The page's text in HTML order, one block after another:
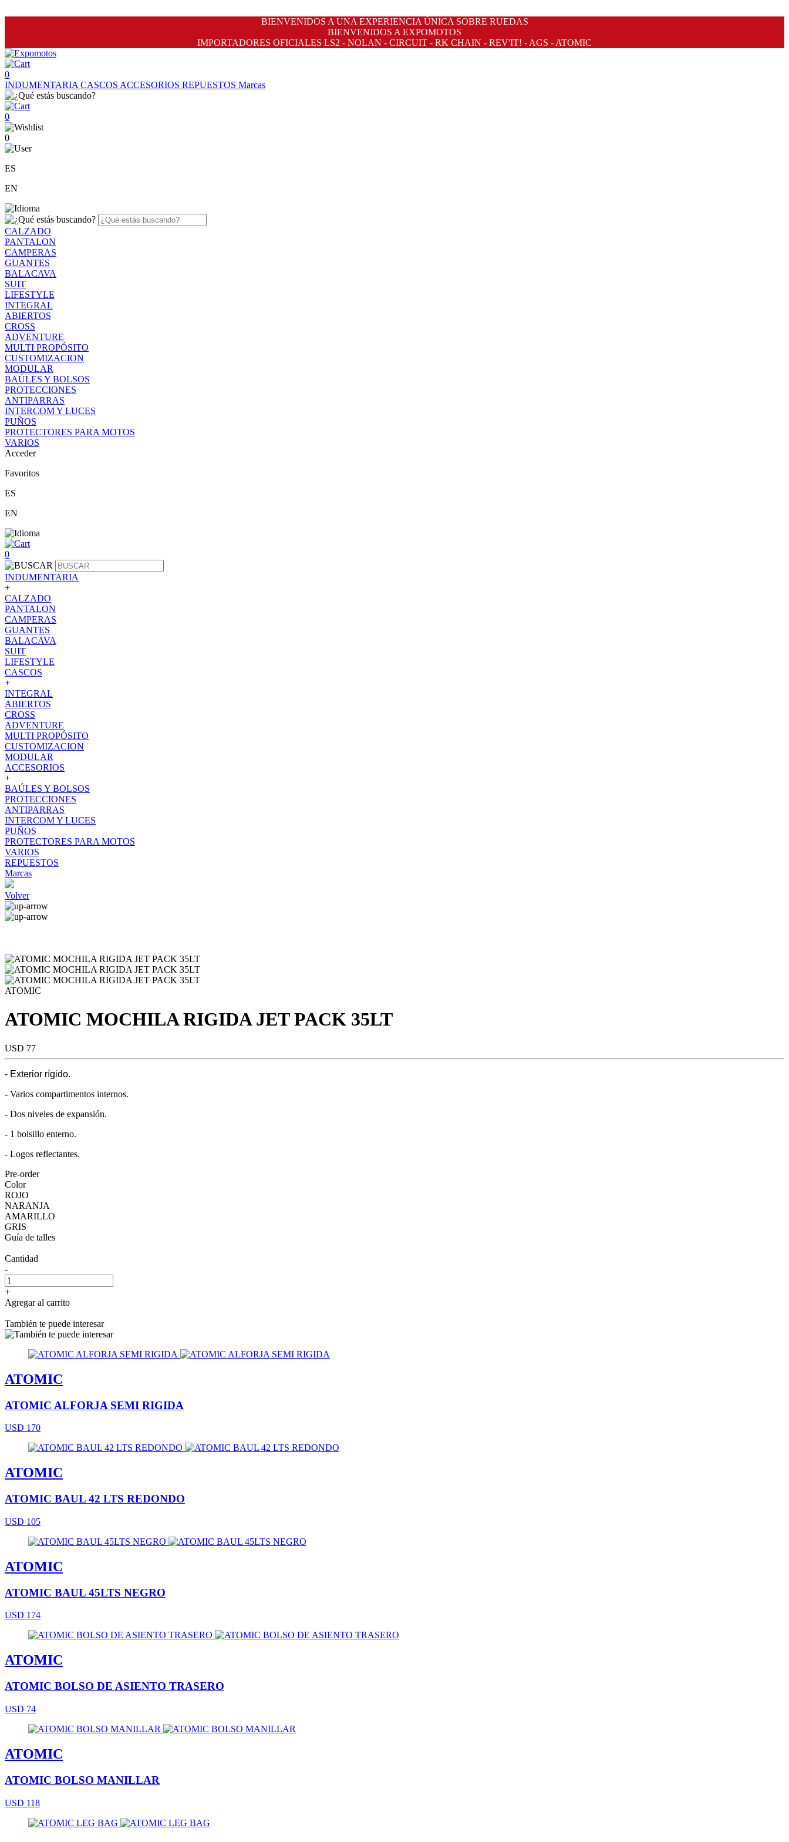
BIENVENIDOS A UNA EXPERIENCIA ÚNICA SOBRE RUEDAS
BIENVENIDOS A EXPOMOTOS
IMPORTADORES OFICIALES LS2 - NOLAN - CIRCUIT - RK CHAIN - REV'IT! - AGS - ATOMIC
0
INDUMENTARIA CASCOS ACCESORIOS REPUESTOS Marcas
0
0
ES
EN
CALZADO
PANTALON
CAMPERAS
GUANTES
BALACAVA
SUIT
LIFESTYLE
INTEGRAL
ABIERTOS
CROSS
ADVENTURE
MULTI PROPÓSITO
CUSTOMIZACION
MODULAR
BAÚLES Y BOLSOS
PROTECCIONES
ANTIPARRAS
INTERCOM Y LUCES
PUÑOS
PROTECTORES PARA MOTOS
VARIOS
Acceder
Favoritos
ES
EN
0
INDUMENTARIA
+
CALZADO
PANTALON
CAMPERAS
GUANTES
BALACAVA
SUIT
LIFESTYLE
CASCOS
+
INTEGRAL
ABIERTOS
CROSS
ADVENTURE
MULTI PROPÓSITO
CUSTOMIZACION
MODULAR
ACCESORIOS
+
BAÚLES Y BOLSOS
PROTECCIONES
ANTIPARRAS
INTERCOM Y LUCES
PUÑOS
PROTECTORES PARA MOTOS
VARIOS
REPUESTOS
Marcas
Volver
ATOMIC
ATOMIC MOCHILA RIGIDA JET PACK 35LT
USD 77
- Exterior rígido.
- Varios compartimentos internos.
- Dos niveles de expansión.
- 1 bolsillo enterno.
- Logos reflectantes.
Pre-order
Color
ROJO
NARANJA
AMARILLO
GRIS
Guía de talles
Cantidad
-
+
Agregar al carrito
También te puede interesar
ATOMIC
ATOMIC ALFORJA SEMI RIGIDA
USD 170
ATOMIC
ATOMIC BAUL 42 LTS REDONDO
USD 105
ATOMIC
ATOMIC BAUL 45LTS NEGRO
USD 174
ATOMIC
ATOMIC BOLSO DE ASIENTO TRASERO
USD 74
ATOMIC
ATOMIC BOLSO MANILLAR
USD 118